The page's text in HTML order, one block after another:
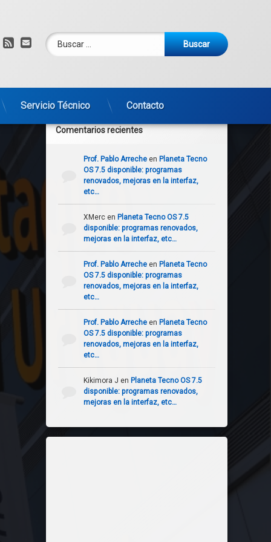
RSSCorreo electrónico
Buscar:
Servicio Técnico Contacto
altamente sensible
Comentarios recientes
Prof. Pablo Arrecheen Planeta Tecno
OS 7.5 disponible: programas
renovados, mejoras en la interfaz,
etc…
XMercen Planeta Tecno OS 7.5
disponible: programas renovados,
mejoras en la interfaz, etc…
Prof. Pablo Arrecheen Planeta Tecno
OS 7.5 disponible: programas
renovados, mejoras en la interfaz,
etc…
Prof. Pablo Arrecheen Planeta Tecno
OS 7.5 disponible: programas
renovados, mejoras en la interfaz,
etc…
Kikimora J en Planeta Tecno OS 7.5
disponible: programas renovados,
mejoras en la interfaz, etc…